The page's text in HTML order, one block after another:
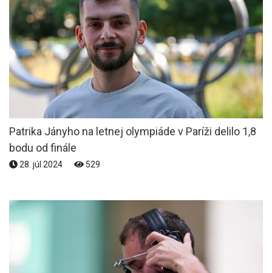
Patrika Jányho na letnej olympiáde v Paríži delilo 1,8
bodu od finále
28. júl 2024 529